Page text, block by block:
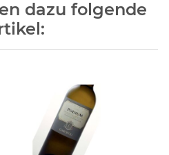
dazu folgende